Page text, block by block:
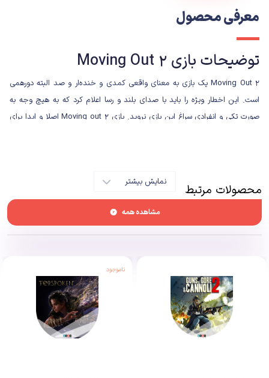
معرفی محصول
توضیحات بازی Moving Out 2
Moving Out 2 یک بازی به معنای واقعی کمدی و خنده‌ار و صد البته دورهمی
است. این اخطار ویژه را باید با صدای بلند و رسا اعلام کرد که به هیچ وجه به
صورت تکی و انفرادی سراغ این بازی نروید. بازی Moving out 2 اصلا و ابدا برای
نمایش بیشتر محصولات مرتبط
مشاهده همه
ناموجود